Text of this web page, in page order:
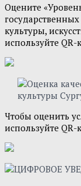
Оцените
культуры,
используйте
Чтобы оценить
используйте